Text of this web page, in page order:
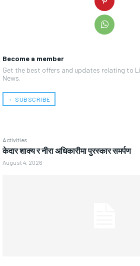
Become a member
Get the best offers and updates relating to
News.
﹢ SUBSCRIBE
Activities
केदार शाक्य र नीरा अधिकारीमा पुरस्कार समर्पण
August 4, 2026